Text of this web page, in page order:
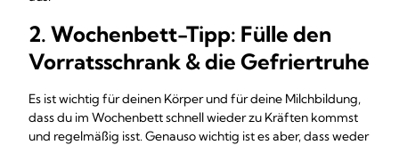
2. Wochenbett-Tipp: Fülle den
Vorratsschrank & die Gefriertruhe
Es ist wichtig für deinen Körper und für deine Milchbildung,
dass du im Wochenbett schnell wieder zu Kräften kommst
und regelmäßig isst. Genauso wichtig ist es aber, dass weder